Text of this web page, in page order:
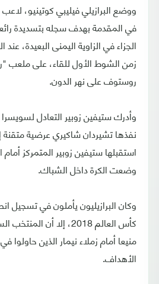
ووضع البرازيلي فيليبي كوتينيو،
في المقدمة بهدف سجله بتسديدة
الجزاء في الزاوية اليمنى البعيدة،
زمن الشوط الأول للقاء، على
روستوف على نهر الدون.
وأدرك ستيفين زوبير التعادل
نفذها تشيردان شاكيري عرضية متقنة
استقبلها ستيفين زوبير المتمركز
وضعت الكرة داخل الشباك.
وكان البرازيليون يأملون في تسجيل
كأس العالم 2018، إلا
منيعا أمام زملاء نيمار الذين
الأهداف.